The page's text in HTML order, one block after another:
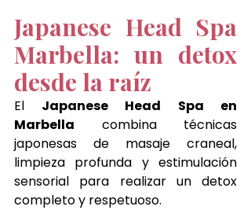
Japanese Head Spa
Marbella: un detox
desde la raíz
El Japanese Head Spa en
Marbella combina técnicas
japonesas de masaje craneal,
limpieza profunda y estimulación
sensorial para realizar un detox
completo y respetuoso.